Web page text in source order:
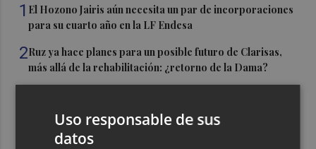
1 El Hozono Jairis aún necesita un par de incorporaciones
para su cuarto año en la LF Endesa
2Ruz ya hace planes para un posible futuro de Clarisas,
más allá de la rehabilitación: ¿retorno de la Dama?
Castelló apuesta por convertir el eclipse en un referente
Uso responsable de sus
datos